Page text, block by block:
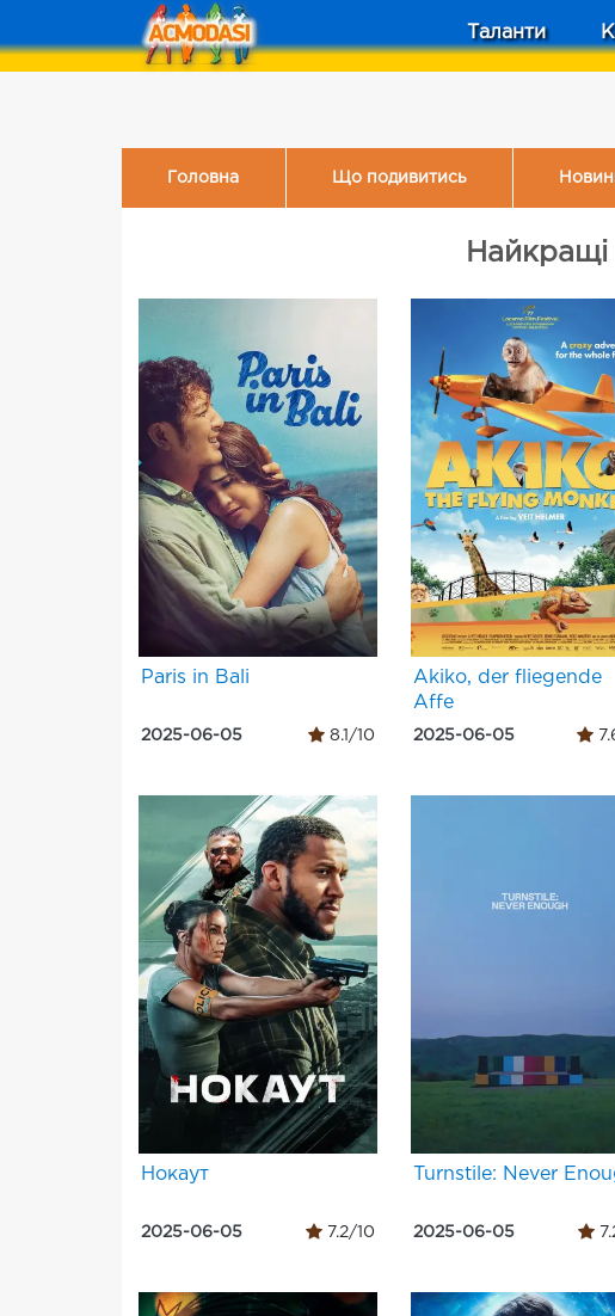
Таланти
Головна Що подивитись
Paris in Bali
2025-06-05 8.1/10
Akiko, der fliegende
Affe
2025-06-05
Нокаут
2025-06-05 7.2/10
Turnstile: Never
2025-06-05